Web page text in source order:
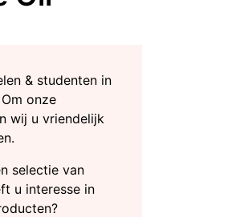
& studenten in
onze
wij u vriendelijk
selectie van
u interesse in